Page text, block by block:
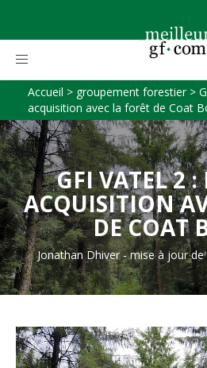
Toggle
Accueil > groupement forestier>
acquisition avec la forêt de Coat
GFI VATEL 2 :
ACQUISITION
DE COAT
Jonathan Dhiver-mise à jour de